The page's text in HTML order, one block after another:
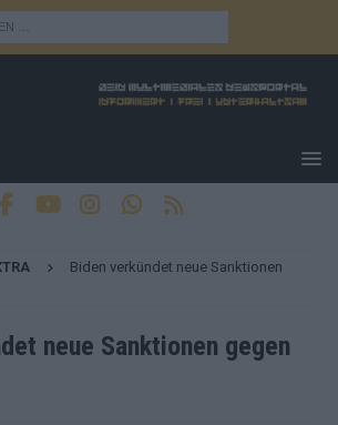
Biden verkündet neue Sanktionen
neue Sanktionen gegen